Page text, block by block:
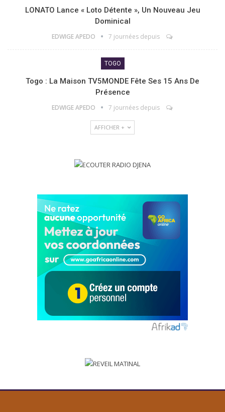
LONATO Lance « Loto Détente », Un Nouveau Jeu
Dominical
EDWIGE APEDO 7 journées depuis
TOGO
Togo : La Maison TV5MONDE Fête Ses 15 Ans De
Présence
EDWIGE APEDO 7 journées depuis
AFFICHER +